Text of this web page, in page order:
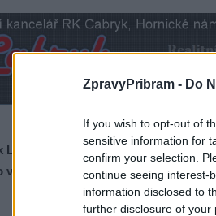
ZpravyPribram - Do
If you wish to opt-out of
sensitive information for
confirm your selection.
continue seeing interest-
information disclosed to
further disclosure of your
Pavlásek vystoupil v
vystoupení nebyl, může se podívat